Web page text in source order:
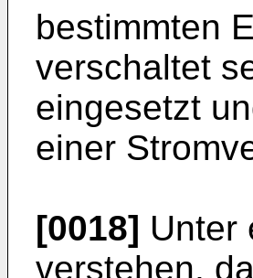
bestimmten
verschaltet
eingesetzt
einer
[0018] Unter
verstehen,